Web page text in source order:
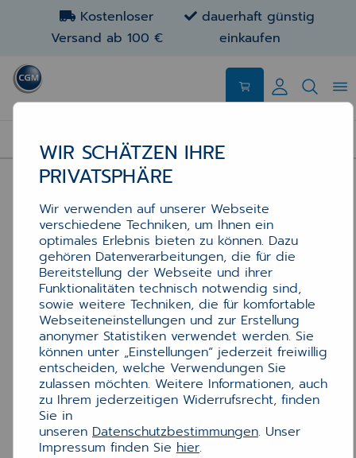
Kostenloser
Versand ab 100 €
dauerhaft günstig
einkaufen
ARCHIV MEDIEN
WIR SCHÄTZEN IHRE
PRIVATSPHÄRE
Wir verwenden auf unserer Webseite
verschiedene Techniken, um Ihnen ein
optimales Erlebnis bieten zu können. Dazu
gehören Datenverarbeitungen, die für die
Bereitstellung der Webseite und ihrer
Funktionalitäten technisch notwendig sind,
sowie weitere Techniken, die für komfortable
Webseiteneinstellungen und zur Erstellung
anonymer Statistiken verwendet werden. Sie
können unter „Einstellungen“ jederzeit freiwillig
entscheiden, welche Verwendungen Sie
zulassen möchten. Weitere Informationen, auch
zu Ihrem jederzeitigen Widerrufsrecht, finden
Sie in
unseren Datenschutzbestimmungen. Unser
Impressum finden Sie hier.